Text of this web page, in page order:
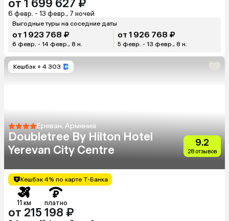
от 1 699 627 ₽
6 февр. - 13 февр., 7 ночей
Выгодные туры на соседние даты
от 1 923 768 ₽
6 февр. - 14 февр., 8 н.
от 1 926 768 ₽
5 февр. - 13 февр., 8 н.
Кешбэк + 4 303
Ереван, Армения
Doubletree By Hilton Hotel
Yerevan City Centre
9.2
28 отзывов
Кешбэк 4% по карте Т-Банка
11 км платно
от 215 198 ₽